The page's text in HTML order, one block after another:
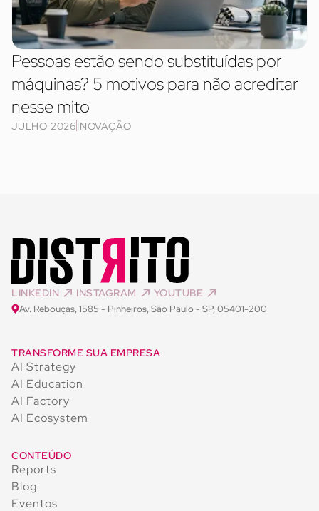
Pessoas estão sendo substituídas por
máquinas? 5 motivos para não acreditar
nesse mito
JULHO 2026INOVAÇÃO
LINKEDIN INSTAGRAM YOUTUBE
Av. Rebouças, 1585 - Pinheiros, São Paulo - SP, 05401-200
TRANSFORME SUA EMPRESA
AI Strategy
AI Education
AI Factory
AI Ecosystem
CONTEÚDO
Reports
Blog
Eventos